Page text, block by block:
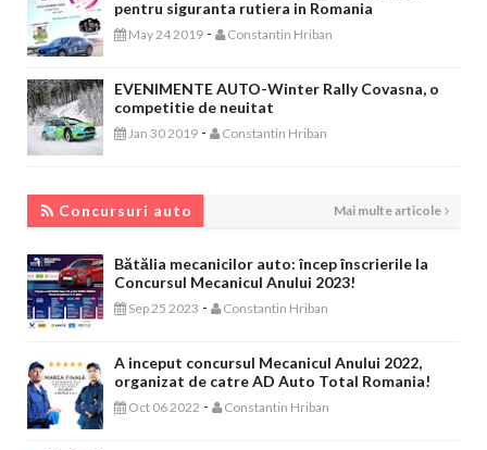
pentru siguranta rutiera in Romania
May 24 2019 - Constantin Hriban
EVENIMENTE AUTO-Winter Rally Covasna, o
competitie de neuitat
Jan 30 2019 - Constantin Hriban
Concursuri auto Mai multe articole
Bătălia mecanicilor auto: încep înscrierile la
Concursul Mecanicul Anului 2023!
Sep 25 2023 - Constantin Hriban
A inceput concursul Mecanicul Anului 2022,
organizat de catre AD Auto Total Romania!
Oct 06 2022 - Constantin Hriban